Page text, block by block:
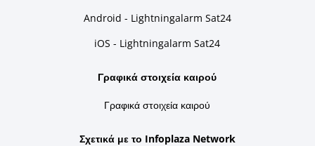
Android - Lightningalarm Sat24
iOS - Lightningalarm Sat24
Γραφικά στοιχεία καιρού
Γραφικά στοιχεία καιρού
Σχετικά με το Infoplaza Network